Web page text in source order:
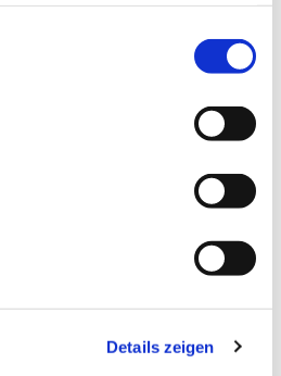
Details zeigen